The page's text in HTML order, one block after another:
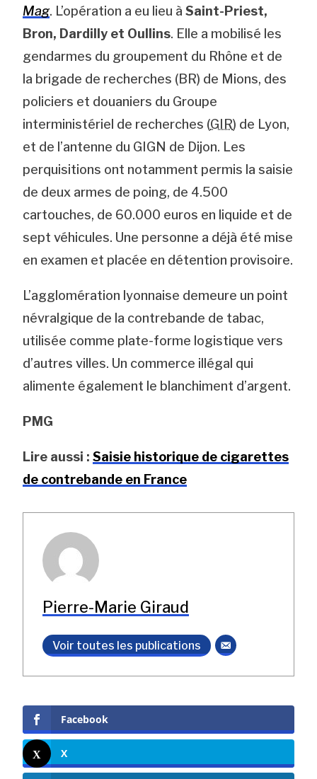
Mag. L’opération a eu lieu àSaint-Priest,
Bron, Dardilly et Oullins. Elle a mobilisé les
gendarmes du groupement du Rhône et de
la brigade de recherches (BR) de Mions, des
policiers et douaniers du Groupe
interministériel de recherches (GIR) de Lyon,
et de l’antenne du GIGN de Dijon. Les
perquisitions ont notamment permis la saisie
de deux armes de poing, de 4.500
cartouches, de 60.000 euros en liquide et de
sept véhicules. Une personne a déjà été mise
en examen et placée en détention provisoire.
L’agglomération lyonnaise demeure un point
névralgique de la contrebande de tabac,
utilisée comme plate-forme logistique vers
d’autres villes. Un commerce illégal qui
alimente également le blanchiment d’argent.
PMG
Lire aussi :Saisie historique de cigarettes
de contrebande en France
Pierre-Marie Giraud
Voir toutes les publications
Facebook
X